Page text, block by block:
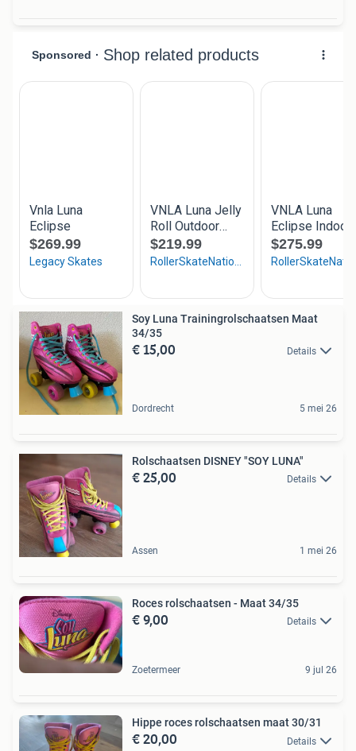
Soy Luna Trainingrolschaatsen Maat
34/35
€ 15,00 Details
Dordrecht 5 mei 26
Rolschaatsen DISNEY "SOY LUNA"
€ 25,00 Details
Assen 1 mei 26
Roces rolschaatsen - Maat 34/35
€ 9,00 Details
Zoetermeer 9 jul 26
Hippe roces rolschaatsen maat 30/31
€ 20,00 Details